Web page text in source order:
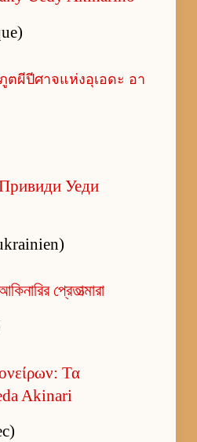
ผีปีศาจแห่งอุเอดะ อา
Привиди Уеди
প্রেতাত্মারা
Τα
Akinari